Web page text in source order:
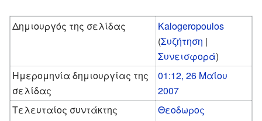
Δημιουργός της σελίδας
Kalogeropoulos
(Συζήτηση |
Συνεισφορά)
Ημερομηνία δημιουργίας της
σελίδας
01:12, 26 Μαΐου
2007
Τελευταίος συντάκτης
Θεοδωρος